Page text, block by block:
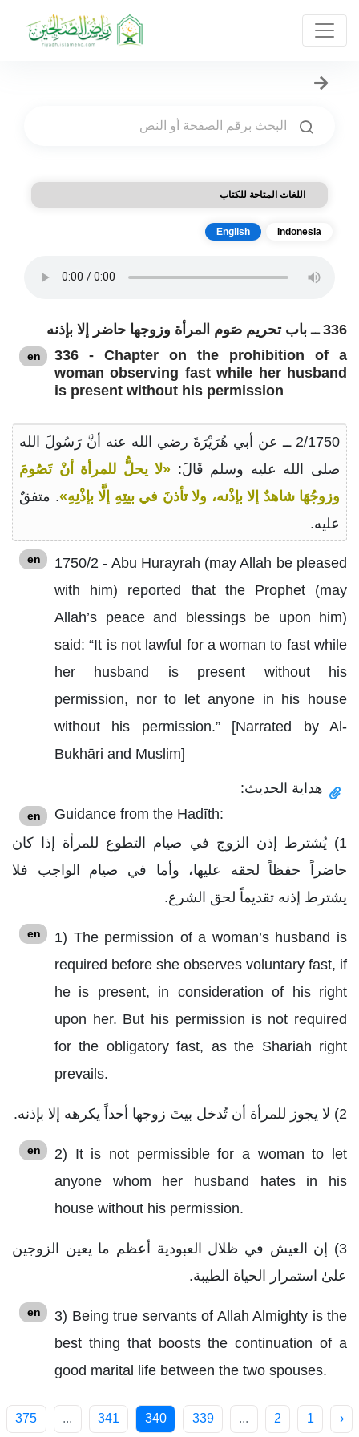
اللغات المتاحة للكتاب
Indonesia
English
336 ــ باب تحريم صَوم المرأة وزوجها حاضر إلا بإذنه
en
336 - Chapter on the prohibition of a
woman observing fast while her husband
is present without his permission
2/1750 ــ عن أبي هُرَيْرَةَ رضي الله عنه أنَّ رَسُولَ الله
صلى الله عليه وسلم قَالَ: «لا يحلُّ للمرأة أنْ تَصُومَ
وزوجُهَا شاهدٌ إلا بإذْنه، ولا تأذنَ في بيتِهِ إلَّا بإذْنِهِ». متفقٌ
عليه.
en
1750/2 - Abu Hurayrah (may Allah be pleased
with him) reported that the Prophet (may
Allah’s peace and blessings be upon him)
said: “It is not lawful for a woman to fast while
her husband is present without his
permission, nor to let anyone in his house
without his permission.” [Narrated by Al-
Bukhāri and Muslim]
هداية الحديث:
en
Guidance from the Hadīth:
1) يُشترط إذن الزوج في صيام التطوع للمرأة إذا كان
حاضراً حفظاً لحقه عليها، وأما في صيام الواجب فلا
يشترط إذنه تقديماً لحق الشرع.
en
1) The permission of a woman’s husband is
required before she observes voluntary fast, if
he is present, in consideration of his right
upon her. But his permission is not required
for the obligatory fast, as the Shariah right
prevails.
2) لا يجوز للمرأة أن تُدخل بيتَ زوجها أحداً يكرهه إلا بإذنه.
en
2) It is not permissible for a woman to let
anyone whom her husband hates in his
house without his permission.
3) إن العيش في ظلال العبودية أعظم ما يعين الزوجين
علىٰ استمرار الحياة الطيبة.
en
3) Being true servants of Allah Almighty is the
best thing that boosts the continuation of a
good marital life between the two spouses.
‹
1
2
...
339
340
341
...
375